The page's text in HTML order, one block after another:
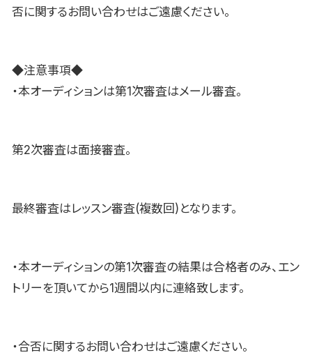
否に関するお問い合わせはご遠慮ください。
◆注意事項◆
・本オーディションは第1次審査はメール審査。
第2次審査は面接審査。
最終審査はレッスン審査(複数回)となります。
・本オーディションの第1次審査の結果は合格者のみ、エン
トリーを頂いてから1週間以内に連絡致します。
・合否に関するお問い合わせはご遠慮ください。